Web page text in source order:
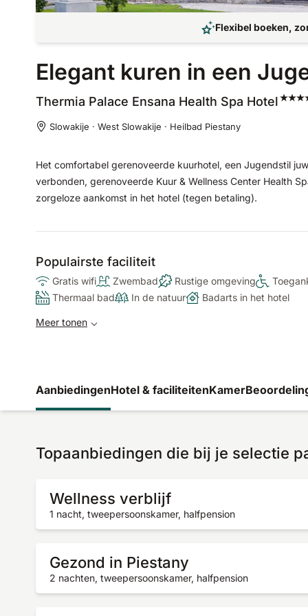
Flexibel boeken,
Elegant kuren in een
Thermia Palace Ensana Health Spa Hotel
Slowakije · West Slowakije · Heilbad Piestany
Het comfortabel gerenoveerde kuurhotel, een Jugendstil
verbonden, gerenoveerde Kuur & Wellness Center Health
zorgeloze aankomst in het hotel (tegen betaling).
Populairste faciliteit
Gratis wifi Zwembad Rustige omgeving
Thermaal bad
In de natuur Badarts in het hotel
Meer tonen
AanbiedingenHotel & faciliteitenKamer
Topaanbiedingen die bij je selectie
Wellness verblijf
1 nacht, tweepersoonskamer, halfpension
Gezond in Piestany
2 nachten, tweepersoonskamer, halfpension